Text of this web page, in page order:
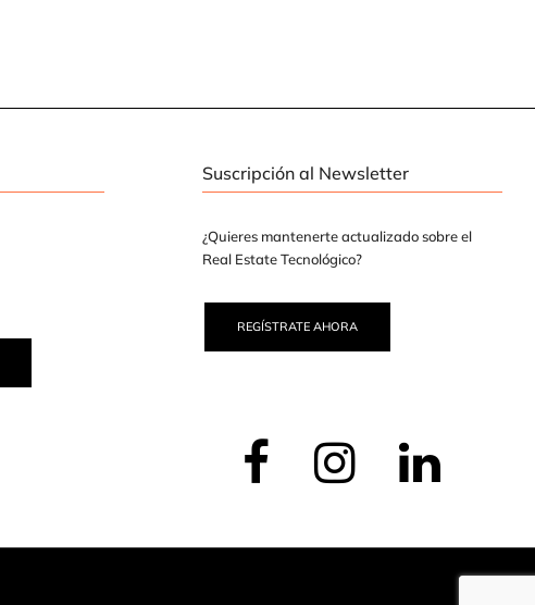
Suscripción al Newsletter
¿Quieres mantenerte actualizado sobre el
Real Estate Tecnológico?
REGÍSTRATE AHORA